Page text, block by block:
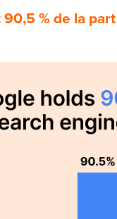
% de la